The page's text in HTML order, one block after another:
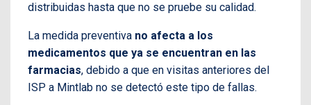
distribuidas hasta que no se pruebe su calidad.
La medida preventiva no afecta a los
medicamentos que ya se encuentran en las
farmacias, debido a que en visitas anteriores del
ISP a Mintlab no se detectó este tipo de fallas.